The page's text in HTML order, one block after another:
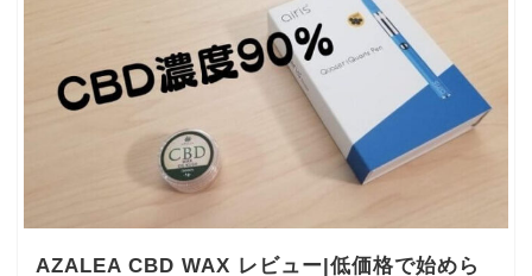
AZALEA CBD WAX レビュー|低価格で始めら